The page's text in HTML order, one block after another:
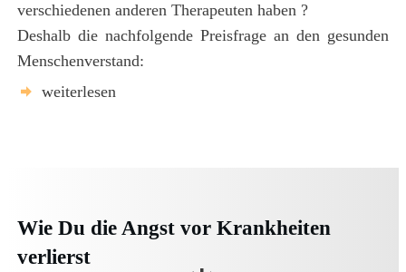
verschiedenen anderen Therapeuten haben ?
Deshalb die nachfolgende Preisfrage an den gesunden
Menschenverstand:
weiterlesen
Wie Du die Angst vor Krankheiten
verlierst